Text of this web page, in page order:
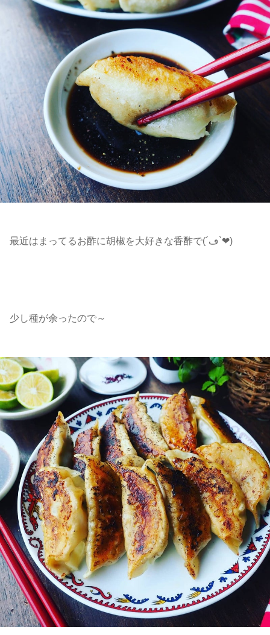
最近はまってるお酢に胡椒を大好きな香酢で(´ڡ`❤)
少し種が余ったので～